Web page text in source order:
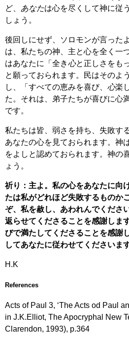
ど、 あなたは心を尽くして神に従
しょう。
後回しにせず、ソロモンが言った
は、私たちの神、主と心を全く一
はあなたに「全き心と正しさをも
と願っておられます。民はそのよ
し、「すべての恵みを喜び、 心楽
た。それは、弟子たちが喜びに心
です。
私たちは皆、弱さを持ち、失敗す
あなたの心を見ておられます。神
をよしと認めておられます。神の
ょう。
祈り：主よ。私の心をあなたに向
たは私がどれほど失敗するものか
ぞ、私を赦し、あわれんでくださ
返らせてくださることを感謝しま
びで満たしてくださることを感謝
してあなたに従わせてくださいま
H.K
References
Acts of Paul 3, ‘The Acts od Paul
in J.K.Elliot, The Apocryphal New
Clarendon, 1993), p.364